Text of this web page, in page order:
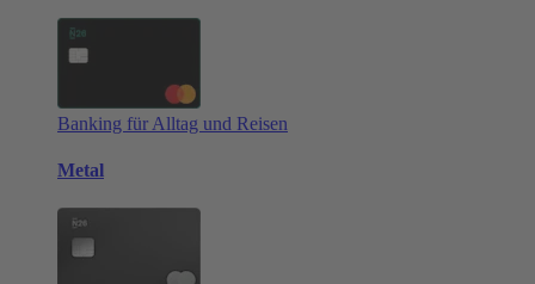
Banking für Alltag und Reisen
Metal